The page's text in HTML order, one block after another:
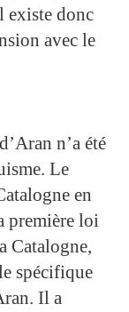
existe donc
avec le
n’a été
Le
en
première loi
Catalogne,
spécifique
Il a